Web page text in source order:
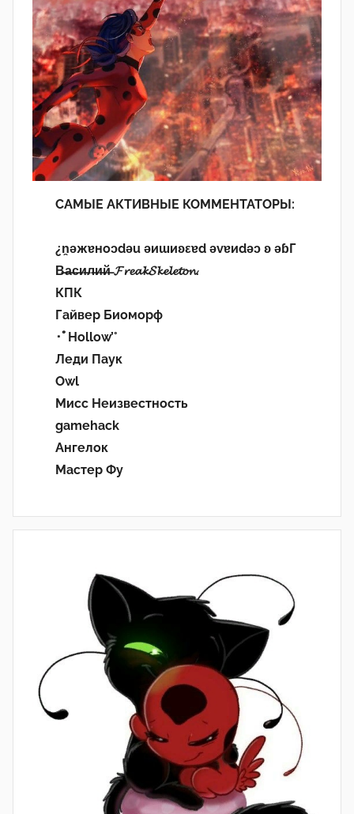
САМЫЕ АКТИВНЫЕ КОММЕНТАТОРЫ:
¿n̯ǝжɐноɔdǝu ǝиɯиʚεɐd ǝvɐиdǝɔ ʚ ǝɓГ
В̶а̶с̶и̶л̶и̶й̶ 𝓕𝓻𝓮𝓪𝓴𝓢𝓴𝓮𝓵𝓮𝓽𝓸𝓷.
КПК
Гайвер Биоморф
･ﾟHollow’°
Леди Паук
Owl
Мисс Неизвестность
gamehack
Ангелок
Мастер Фу